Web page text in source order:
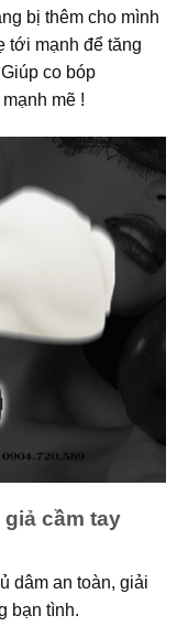
bị thêm cho mình
tới mạnh để tăng
co bóp
mẽ !
cầm tay
dâm an toàn, giải
bạn tình.